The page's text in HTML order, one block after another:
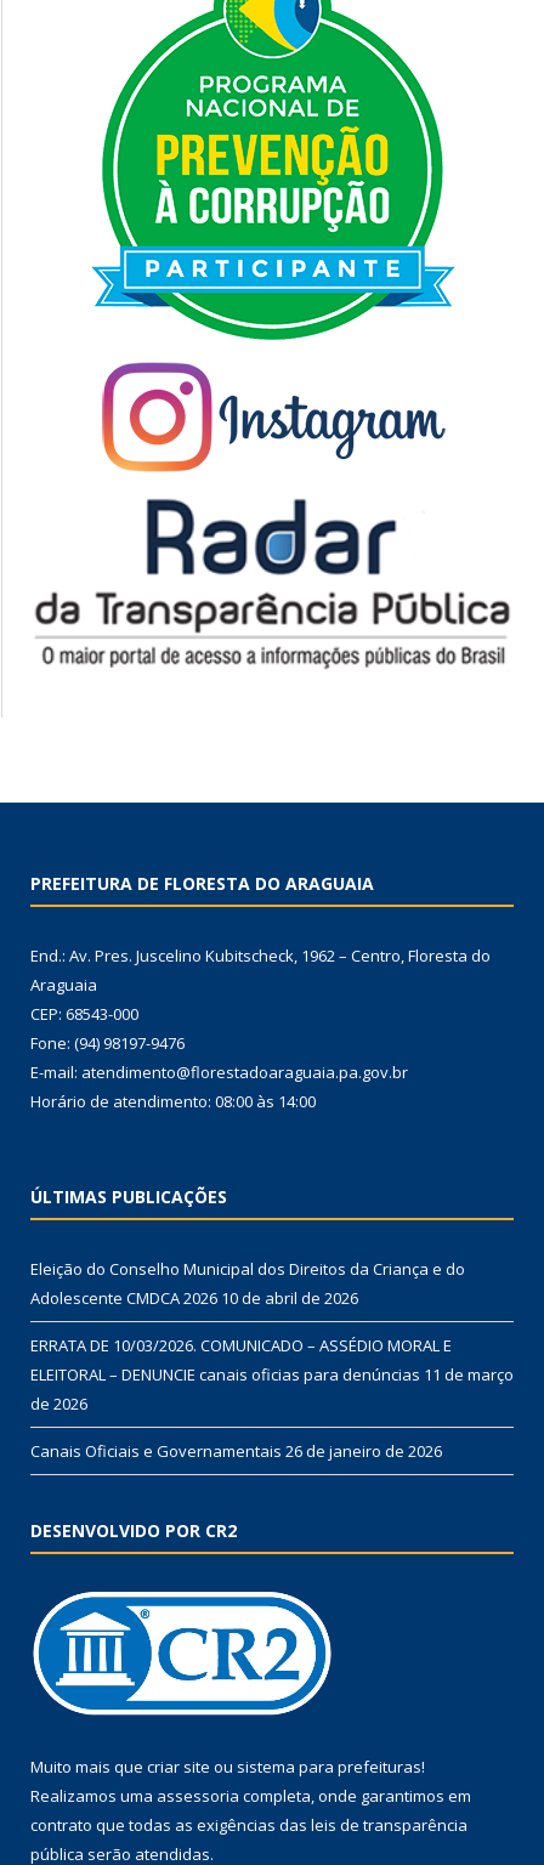
PREFEITURA DE FLORESTA DO ARAGUAIA
End.: Av. Pres. Juscelino Kubitscheck, 1962 – Centro, Floresta do
Araguaia
CEP: 68543-000
Fone: (94) 98197-9476
E-mail: atendimento@florestadoaraguaia.pa.gov.br
Horário de atendimento: 08:00 às 14:00
ÚLTIMAS PUBLICAÇÕES
Eleição do Conselho Municipal dos Direitos da Criança e do
Adolescente CMDCA 2026 10 de abril de 2026
ERRATA DE 10/03/2026. COMUNICADO – ASSÉDIO MORAL E
ELEITORAL – DENUNCIE canais oficias para denúncias 11 de março
de 2026
Canais Oficiais e Governamentais 26 de janeiro de 2026
DESENVOLVIDO POR CR2
Muito mais que criar site ou sistema para prefeituras!
Realizamos uma assessoria completa, onde garantimos em
contrato que todas as exigências das leis de transparência
pública serão atendidas.